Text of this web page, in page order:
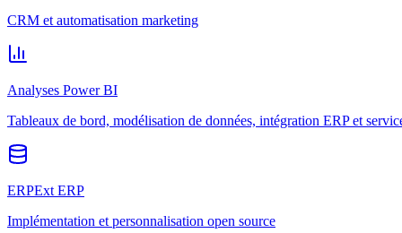
CRM et automatisation marketing
Analyses Power BI
Tableaux de bord, modélisation de données, intégration ERP et
ERPExt ERP
Implémentation et personnalisation open source